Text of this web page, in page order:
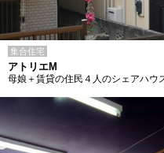
集合住宅
アトリエM
母娘＋賃貸の住民４人のシェアハウ